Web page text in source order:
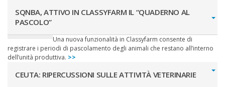
SQNBA, ATTIVO IN CLASSYFARM IL “QUADERNO AL
PASCOLO”
Una nuova funzionalità in Classyfarm consente di
registrare i periodi di pascolamento degli animali che restano all’interno
dell’unità produttiva. >>
CEUTA: RIPERCUSSIONI SULLE ATTIVITÀ VETERINARIE